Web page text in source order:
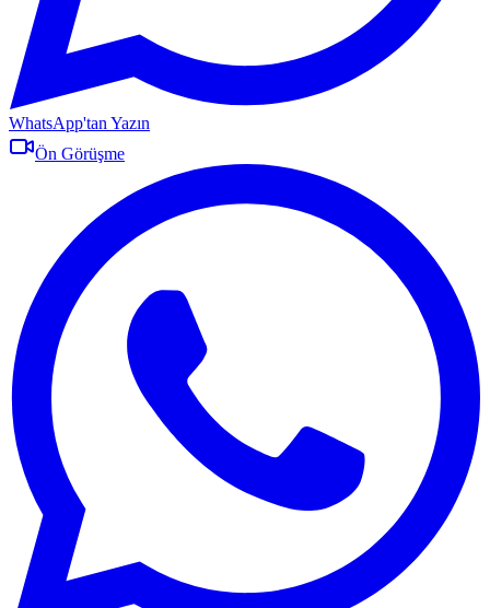
WhatsApp'tan Yazın
Ön Görüşme